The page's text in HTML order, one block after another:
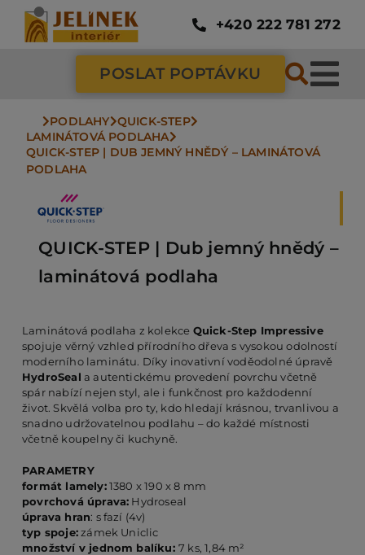
Přeskočit
obsah
+420 222 781 272
POSLAT POPTÁVKU
PODLAHY QUICK-STEP
LAMINÁTOVÁ PODLAHA
QUICK-STEP | DUB JEMNÝ HNĚDÝ – LAMINÁTOVÁ
PODLAHA
QUICK-STEP | Dub jemný hnědý –
laminátová podlaha
Laminátová podlaha z kolekce Quick-Step Impressive
spojuje věrný vzhled přírodního dřeva s vysokou odolností
moderního laminátu. Díky inovativní voděodolné úpravě
HydroSeal a autentickému provedení povrchu včetně
spár nabízí nejen styl, ale i funkčnost pro každodenní
život. Skvělá volba pro ty, kdo hledají krásnou, trvanlivou a
snadno udržovatelnou podlahu – do každé místnosti
včetně koupelny či kuchyně.
PARAMETRY
formát lamely:1380 x 190 x 8 mm
povrchová úprava: Hydroseal
úprava hran: s fazí (4v)
typ spoje:zámek Uniclic
množství v jednom balíku:7 ks, 1,84 m²